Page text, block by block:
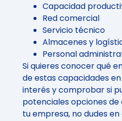
Capacidad
Red comercial
Servicio técnico
Almacenes y
Personal
Si quieres conocer qué
de estas capacidades
interés y comprobar si
potenciales opciones
tu empresa, no dudes